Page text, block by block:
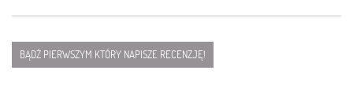
BĄDŹ PIERWSZYM KTÓRY NAPISZE RECENZJĘ!